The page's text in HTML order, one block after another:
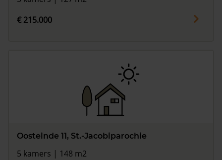
€ 215.000
Oosteinde 11, St.-Jacobiparochie
5 kamers | 148 m2